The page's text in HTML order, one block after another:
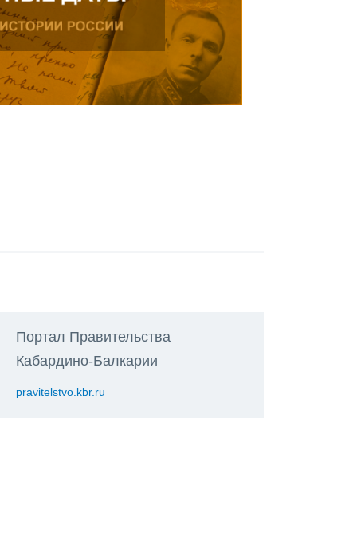
Портал Правительства
Кабардино-Балкарии
pravitelstvo.kbr.ru